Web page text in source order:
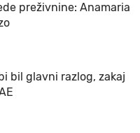
preživnine: Anamaria
bil glavni razlog, zakaj